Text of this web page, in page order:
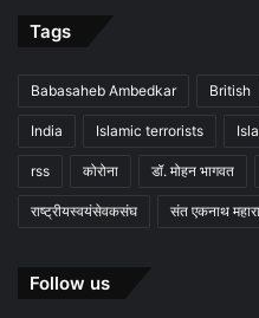
Tags
Babasaheb Ambedkar British
India Islamic terrorists
rss कोरोना डॉ. मोहन भागवत
राष्ट्रीयस्वयंसेवकसंघ संत एकनाथ
Follow us